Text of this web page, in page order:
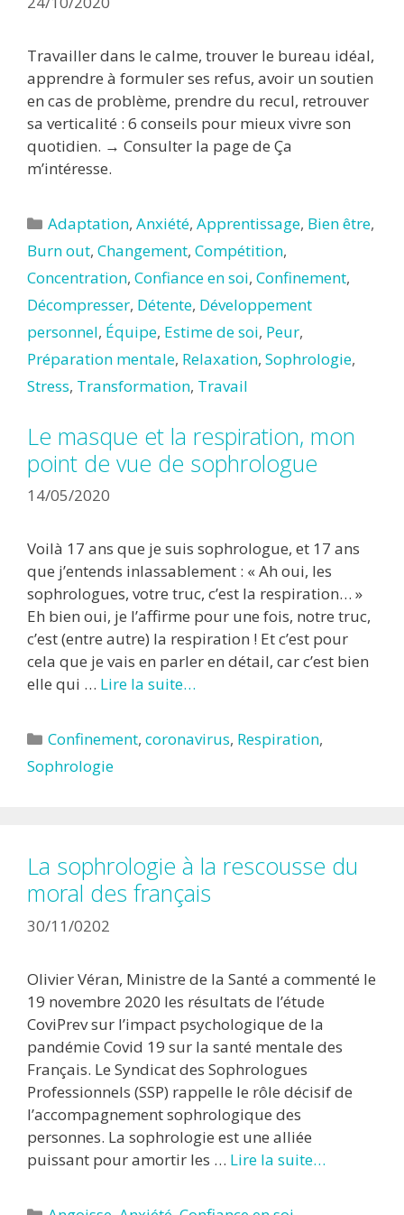
Travailler dans le calme, trouver le bureau idéal,
apprendre à formuler ses refus, avoir un soutien
en cas de problème, prendre du recul, retrouver
sa verticalité : 6 conseils pour mieux vivre son
quotidien. → Consulter la page de Ça
m’intéresse.
Catégories
Adaptation,Anxiété,Apprentissage, Bien être,
Burn out, Changement, Compétition,
Concentration, Confiance en soi, Confinement,
Décompresser, Détente, Développement
personnel, Équipe, Estime de soi, Peur,
Préparation mentale, Relaxation, Sophrologie,
Stress, Transformation, Travail
Le masque et la respiration, mon
point de vue de sophrologue
14/05/2020
Voilà 17 ans que je suis sophrologue, et 17 ans
que j’entends inlassablement : « Ah oui, les
sophrologues, votre truc, c’est la respiration… »
Eh bien oui, je l’affirme pour une fois, notre truc,
c’est (entre autre) la respiration ! Et c’est pour
cela que je vais en parler en détail, car c’est bien
elle qui … Lire la suite…
Catégories
Confinement,coronavirus, Respiration,
Sophrologie
La sophrologie à la rescousse du
moral des français
30/11/0202
Olivier Véran, Ministre de la Santé a commenté le
19 novembre 2020 les résultats de l’étude
CoviPrev sur l’impact psychologique de la
pandémie Covid 19 sur la santé mentale des
Français. Le Syndicat des Sophrologues
Professionnels (SSP) rappelle le rôle décisif de
l’accompagnement sophrologique des
personnes. La sophrologie est une alliée
puissant pour amortir les … Lire la suite…